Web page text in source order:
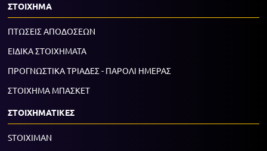
ΣΤΟΙΧΗΜΑ
ΠΤΩΣΕΙΣ ΑΠΟΔΟΣΕΩΝ
ΕΙΔΙΚΑ ΣΤΟΙΧΗΜΑΤΑ
ΠΡΟΓΝΩΣΤΙΚΑ ΤΡΙΑΔΕΣ - ΠΑΡΟΛΙ ΗΜΕΡΑΣ
ΣΤΟΙΧΗΜΑ ΜΠΑΣΚΕΤ
ΣΤΟΙΧΗΜΑΤΙΚΕΣ
STOIXIMAN